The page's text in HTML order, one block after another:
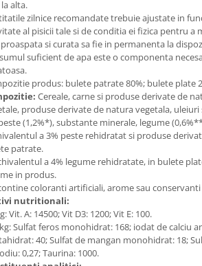
alta.
zilnice recomandate trebuie ajustate in
al pisicii tale si de conditia ei fizica pentru a
si curata sa fie in permanenta la
suficient de apa este o componenta
produs: bulete patrate 80%; bulete plate
Cereale, carne si produse derivate de
produse derivate de natura vegetala,
(1,2%*), substante minerale, legume
a 3% peste rehidratat si produse
patrate.
a 4% legume rehidratate, in bulete
in produs.
coloranti artificiali, arome sau
nutritionali:
Vit. A: 14500; Vit D3: 1200; Vit E: 100.
Sulfat feros monohidrat: 168; iodat de calciu
40; Sulfat de mangan monohidrat: 18;
0,27; Taurina: 1000.